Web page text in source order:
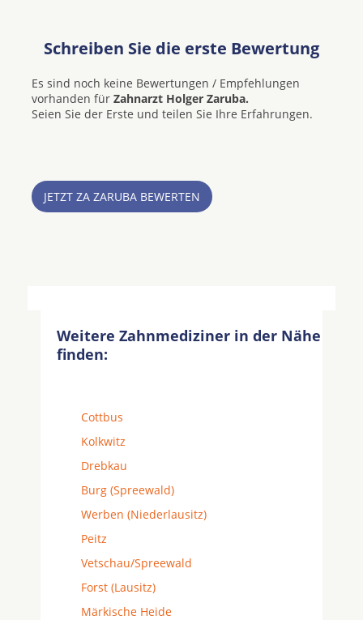
Schreiben Sie die erste Bewertung
Es sind noch keine Bewertungen / Empfehlungen
vorhanden für Zahnarzt Holger Zaruba.
Seien Sie der Erste und teilen Sie Ihre Erfahrungen.
JETZT ZA ZARUBA BEWERTEN
Weitere Zahnmediziner in der Nähe
finden:
Cottbus
Kolkwitz
Drebkau
Burg (Spreewald)
Werben (Niederlausitz)
Peitz
Vetschau/Spreewald
Forst (Lausitz)
Märkische Heide